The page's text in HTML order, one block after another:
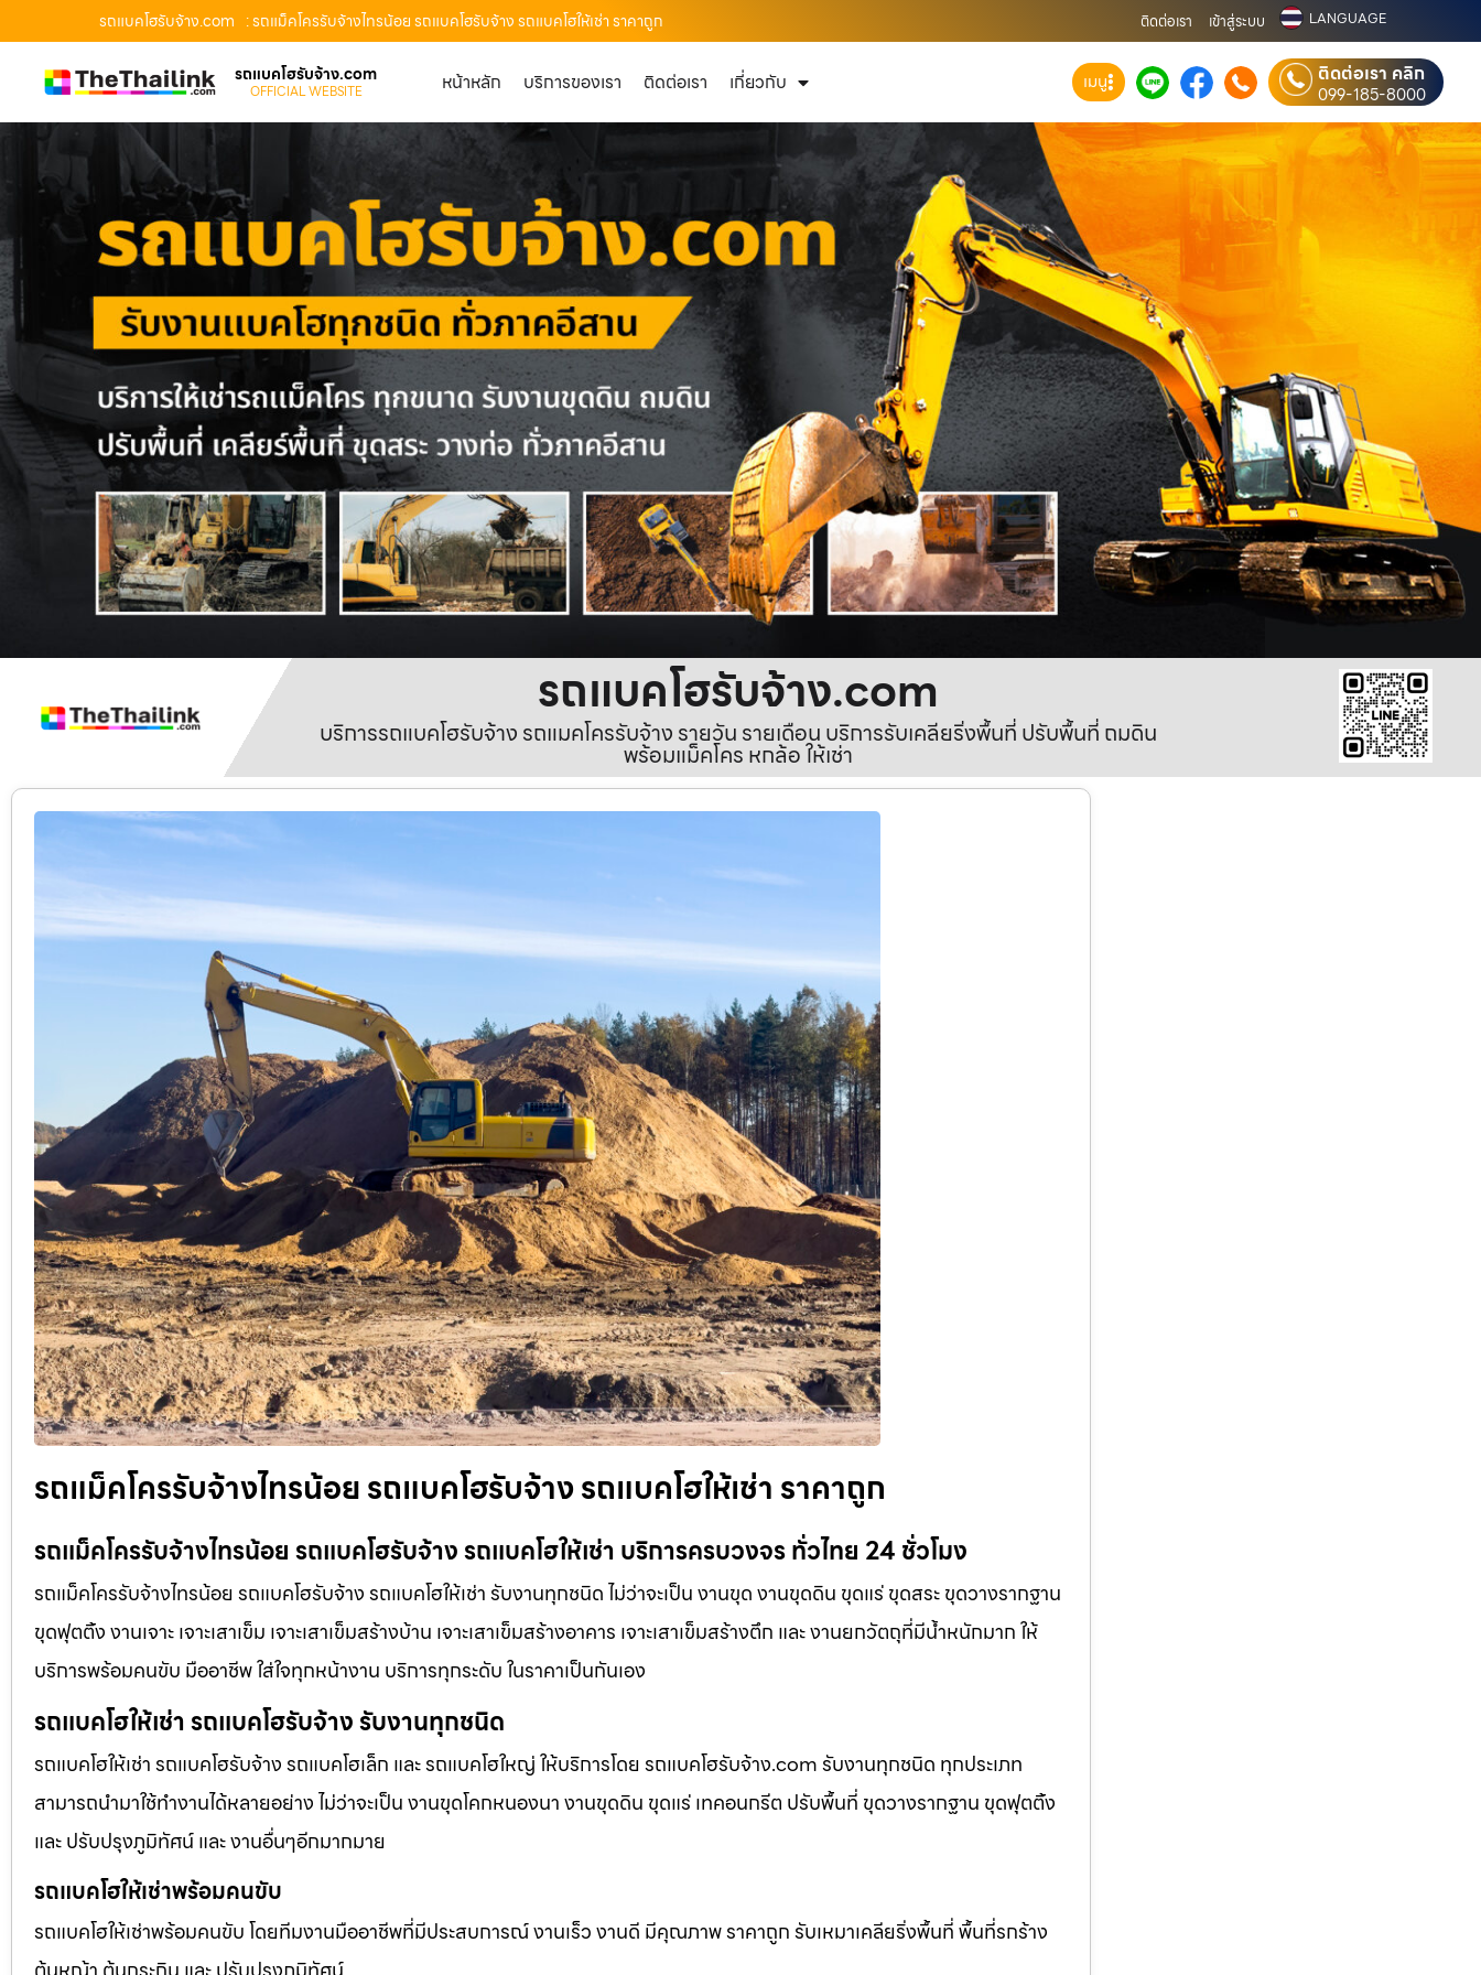
รถแบคโฮรับจ้าง.com : รถแม็คโครรับจ้างไทรน้อย รถแบคโฮรับจ้าง รถแบคโฮให้เช่า ราคาถูก ติดต่อเรา เข้าสู่ระบบ LANGUAGE
รถแบคโฮรับจ้าง.com
OFFICIAL WEBSITE หน้าหลัก บริการของเรา ติดต่อเรา เกี่ยวกับ เมนู ติดต่อเรา คลิก
099-185-8000
รถแบคโฮรับจ้าง.com
บริการรถแบคโฮรับจ้าง รถแมคโครรับจ้าง รายวัน รายเดือน บริการรับเคลียริ่งพื้นที่ ปรับพื้นที่ ถมดิน
พร้อมแม็คโคร หกล้อ ให้เช่า
รถแม็คโครรับจ้างไทรน้อย รถแบคโฮรับจ้าง รถแบคโฮให้เช่า ราคาถูก
รถแม็คโครรับจ้างไทรน้อย รถแบคโฮรับจ้าง รถแบคโฮให้เช่า บริการครบวงจร ทั่วไทย 24 ชั่วโมง
รถแม็คโครรับจ้างไทรน้อย รถแบคโฮรับจ้าง รถแบคโฮให้เช่า รับงานทุกชนิด ไม่ว่าจะเป็น งานขุด งานขุดดิน ขุดแร่ ขุดสระ ขุดวางรากฐาน
ขุดฟุตติ้ง งานเจาะ เจาะเสาเข็ม เจาะเสาเข็มสร้างบ้าน เจาะเสาเข็มสร้างอาคาร เจาะเสาเข็มสร้างตึก และ งานยกวัตถุที่มีน้ำหนักมาก ให้
บริการพร้อมคนขับ มืออาชีพ ใส่ใจทุกหน้างาน บริการทุกระดับ ในราคาเป็นกันเอง
รถแบคโฮให้เช่า รถแบคโฮรับจ้าง รับงานทุกชนิด
รถแบคโฮให้เช่า รถแบคโฮรับจ้าง รถแบคโฮเล็ก และ รถแบคโฮใหญ่ ให้บริการโดย รถแบคโฮรับจ้าง.com รับงานทุกชนิด ทุกประเภท
สามารถนำมาใช้ทำงานได้หลายอย่าง ไม่ว่าจะเป็น งานขุดโคกหนองนา งานขุดดิน ขุดแร่ เทคอนกรีต ปรับพื้นที่ ขุดวางรากฐาน ขุดฟุตติ้ง
และ ปรับปรุงภูมิทัศน์ และ งานอื่นๆอีกมากมาย
รถแบคโฮให้เช่าพร้อมคนขับ
รถแบคโฮให้เช่าพร้อมคนขับ โดยทีมงานมืออาชีพที่มีประสบการณ์ งานเร็ว งานดี มีคุณภาพ ราคาถูก รับเหมาเคลียริ่งพื้นที่ พื้นที่รกร้าง